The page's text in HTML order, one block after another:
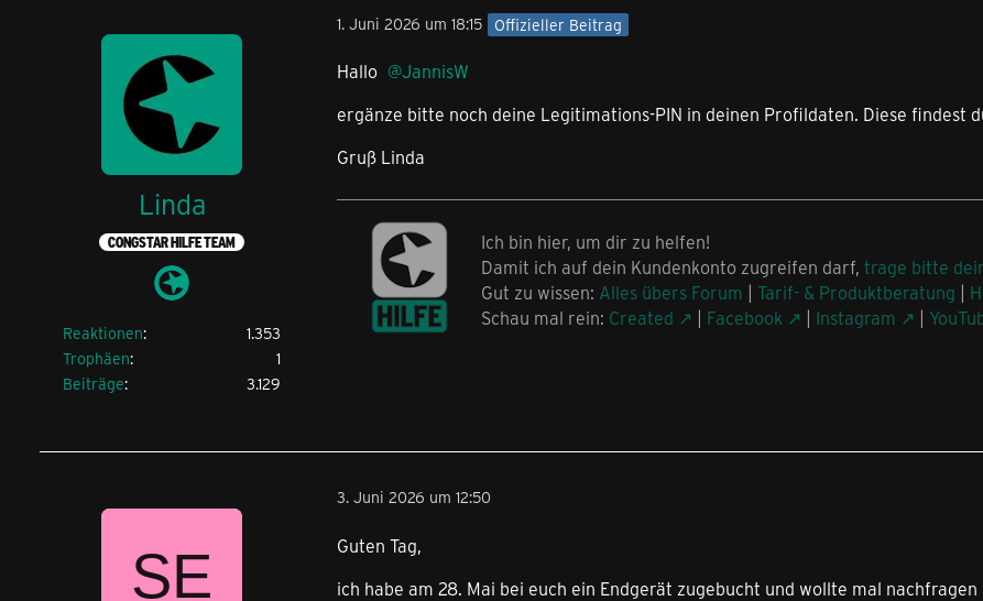
Linda
CONGSTAR HILFE TEAM
Reaktionen
1.353
Trophäen
1
Beiträge
3.129
1. Juni 2026 um 18:15 Offizieller Beitrag
Hallo
JannisW
ergänze bitte noch deine Legitimations-PIN in deinen Profildaten. Diese findest
Gruß Linda
Ich bin hier, um dir zu helfen!
Damit ich auf dein Kundenkonto zugreifen darf, trage bitte
Gut zu wissen: Alles übers Forum | Tarif- & Produktberatung |
Schau mal rein: Created | Facebook | Instagram |
3. Juni 2026 um 12:50
Guten Tag,
ich habe am 28. Mai bei euch ein Endgerät zugebucht und wollte mal